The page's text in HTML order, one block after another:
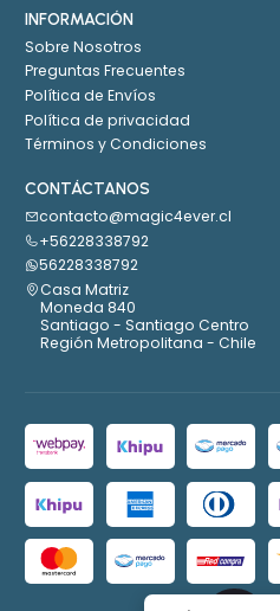
INFORMACIÓN
Sobre Nosotros
Preguntas Frecuentes
Política de Envíos
Política de privacidad
Términos y Condiciones
CONTÁCTANOS
contacto@magic4ever.cl
+56228338792
56228338792
Casa Matriz
Moneda 840
Santiago - Santiago Centro
Región Metropolitana - Chile